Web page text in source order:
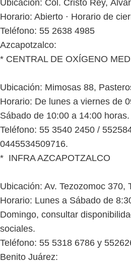
Ubicación: Col. Cristo Rey,
Horario: Abierto ⋅ Horario de
Teléfono: 55 2638 4985
Azcapotzalco:
* CENTRAL DE OXÍGENO
Ubicación: Mimosas 88,
Horario: De lunes a viernes de
Sábado de 10:00 a 14:00 horas.
Teléfono: 55 3540 2450 /
0445534509716.
* INFRA AZCAPOTZALCO
Ubicación: Av. Tezozomoc 370,
Horario: Lunes a Sábado de
Domingo, consultar
sociales.
Teléfono: 55 5318 6786 y
Benito Juárez: